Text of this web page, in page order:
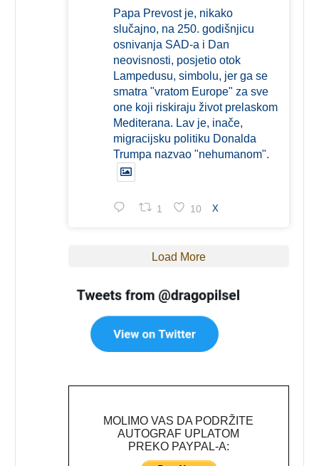
Papa Prevost je, nikako
slučajno, na 250. godišnjicu
osnivanja SAD-a i Dan
neovisnosti, posjetio otok
Lampedusu, simbolu, jer ga se
smatra "vratom Europe" za sve
one koji riskiraju život prelaskom
Mediterana. Lav je, inače,
migracijsku politiku Donalda
Trumpa nazvao "nehumanom".
1 10 X
Load More
MOLIMO VAS DA PODRŽITE
AUTOGRAF UPLATOM
PREKO PAYPAL-A: